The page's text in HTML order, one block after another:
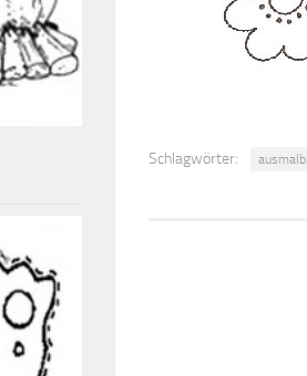
Schlagwörter: